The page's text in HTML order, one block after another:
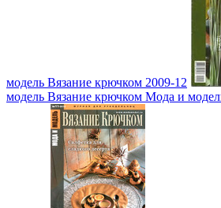
модель Вязание крючком 2009-12
модель Вязание крючком Мода и